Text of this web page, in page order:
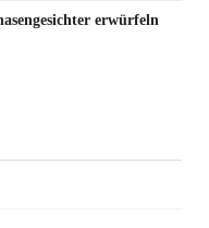
erwürfeln